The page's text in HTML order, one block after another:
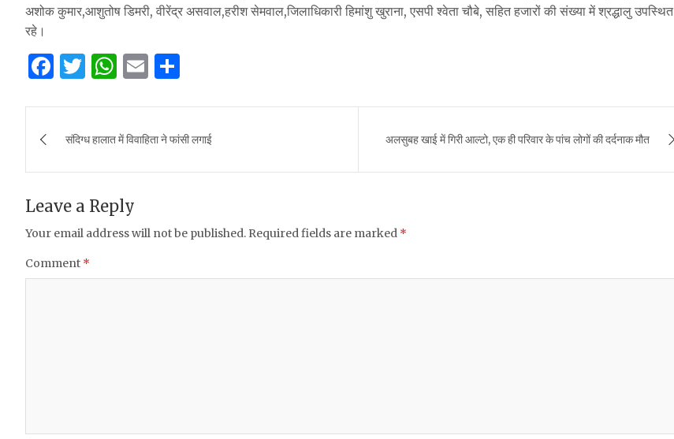
अशोक कुमार,आशुतोष डिमरी, वीरेंद्र असवाल,हरीश सेमवाल,जिलाधिकारी हिमांशु खुराना, एसपी श्वेता चौबे, सहित हजारों की संख्या में श्रद्धालु उपस्थित
रहे।
F
c
e
b
o
k
T
it
te
r
W
at
s
A
p
p
E
ai
l
ar
e
navigation
संदिग्ध हालात में विवाहिता ने फांसी लगाई अलसुबह खाई में गिरी आल्‍टो, एक ही परिवार के पांच लोगों की दर्दनाक मौत
Leave a Reply
Your email address will not be published. Required fields are marked *
Comment *